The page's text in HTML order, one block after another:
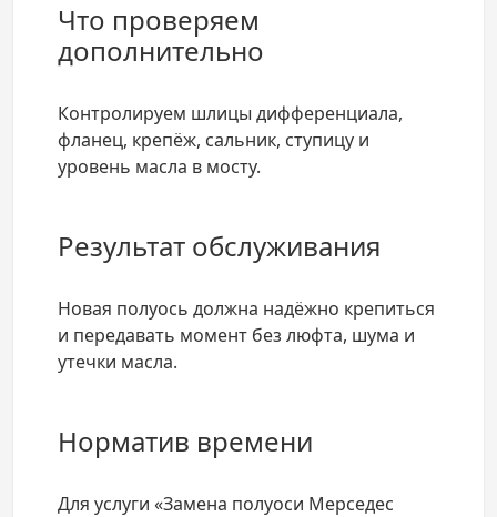
Что проверяем
дополнительно
Контролируем шлицы дифференциала,
фланец, крепёж, сальник, ступицу и
уровень масла в мосту.
Результат обслуживания
Новая полуось должна надёжно крепиться
и передавать момент без люфта, шума и
утечки масла.
Норматив времени
Для услуги «Замена полуоси Мерседес